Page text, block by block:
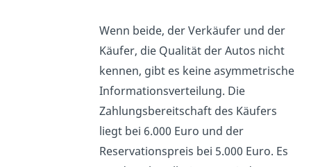
Wenn beide, der Verkäufer und der
Käufer, die Qualität der Autos nicht
kennen, gibt es keine asymmetrische
Informationsverteilung. Die
Zahlungsbereitschaft des Käufers
liegt bei 6.000 Euro und der
Reservationspreis bei 5.000 Euro. Es